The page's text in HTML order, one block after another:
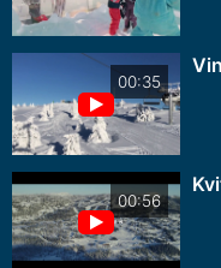
00:35
00:56